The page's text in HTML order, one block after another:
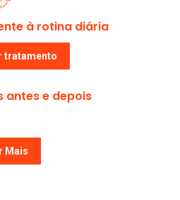
à rotina diária
tratamento
antes e depois
Mais